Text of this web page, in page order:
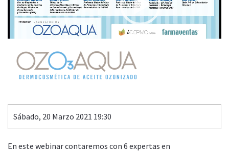
Patrocina
Sábado, 20 Marzo 2021 19:30
00:00 15:27
En este webinar contaremos con 6 expertas en